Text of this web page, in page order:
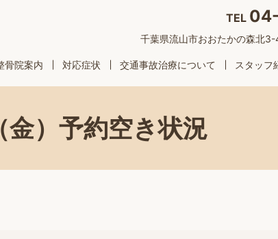
TEL
千葉県流山市おおたかの森北
骨院案内 対応症状 交通事故治療について スタッフ
）予約空き状況